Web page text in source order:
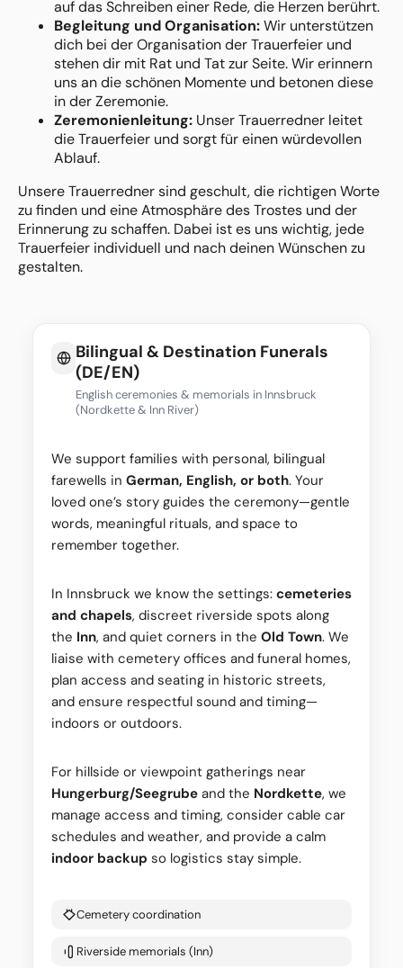
auf das Schreiben einer Rede, die Herzen berührt.
Begleitung und Organisation:Wir unterstützen
dich bei der Organisation der Trauerfeier und
stehen dir mit Rat und Tat zur Seite. Wir erinnern
uns an die schönen Momente und betonen diese
in der Zeremonie.
Zeremonienleitung: Unser Trauerredner leitet
die Trauerfeier und sorgt für einen würdevollen
Ablauf.
Unsere Trauerredner sind geschult, die richtigen Worte
zu finden und eine Atmosphäre des Trostes und der
Erinnerung zu schaffen. Dabei ist es uns wichtig, jede
Trauerfeier individuell und nach deinen Wünschen zu
gestalten.
Bilingual & Destination Funerals
(DE/EN)
English ceremonies & memorials in Innsbruck
(Nordkette & Inn River)
We support families with personal, bilingual
farewells in German, English, or both. Your
loved one’s story guides the ceremony—gentle
words, meaningful rituals, and space to
remember together.
In Innsbruck we know the settings: cemeteries
and chapels, discreet riverside spots along
the Inn, and quiet corners in the Old Town. We
liaise with cemetery offices and funeral homes,
plan access and seating in historic streets,
and ensure respectful sound and timing—
indoors or outdoors.
For hillside or viewpoint gatherings near
Hungerburg/Seegrube and the Nordkette, we
manage access and timing, consider cable car
schedules and weather, and provide a calm
indoor backup so logistics stay simple.
Cemetery coordination
Riverside memorials (Inn)